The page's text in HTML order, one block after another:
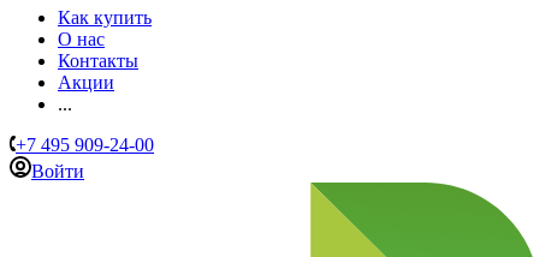
Как купить
О нас
Контакты
Акции
...
+7 495 909-24-00
Войти